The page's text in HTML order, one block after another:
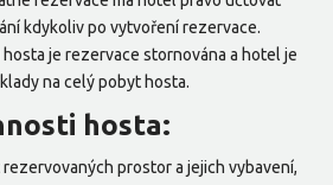
kdykoliv po vytvoření rezervace.
je rezervace stornována a hotel je
na celý pobyt hosta.
hosta:
rezervovaných prostor a jejich vybavení,